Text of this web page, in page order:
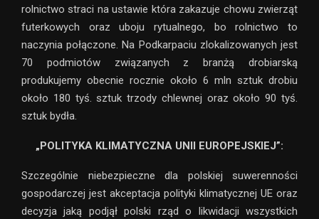
rolnictwo straci na ustawie która zakazuje chowu zwierząt
futerkowych oraz uboju rytualnego, bo rolnictwo to
naczynia połączone. Na Podkarpaciu zlokalizowanych jest
70 podmiotów związanych z branżą drobiarską
produkujemy obecnie rocznie około 6 mln sztuk drobiu
około 180 tyś. sztuk trzody chlewnej oraz około 90 tyś.
sztuk bydła.
„POLITYKA KLIMATYCZNA UNII EUROPEJSKIEJ”:
Szczególnie niebezpieczne dla polskiej suwerenności
gospodarczej jest akceptacja polityki klimatycznej UE oraz
decyzja jaką podjął polski rząd o likwidacji wszystkich